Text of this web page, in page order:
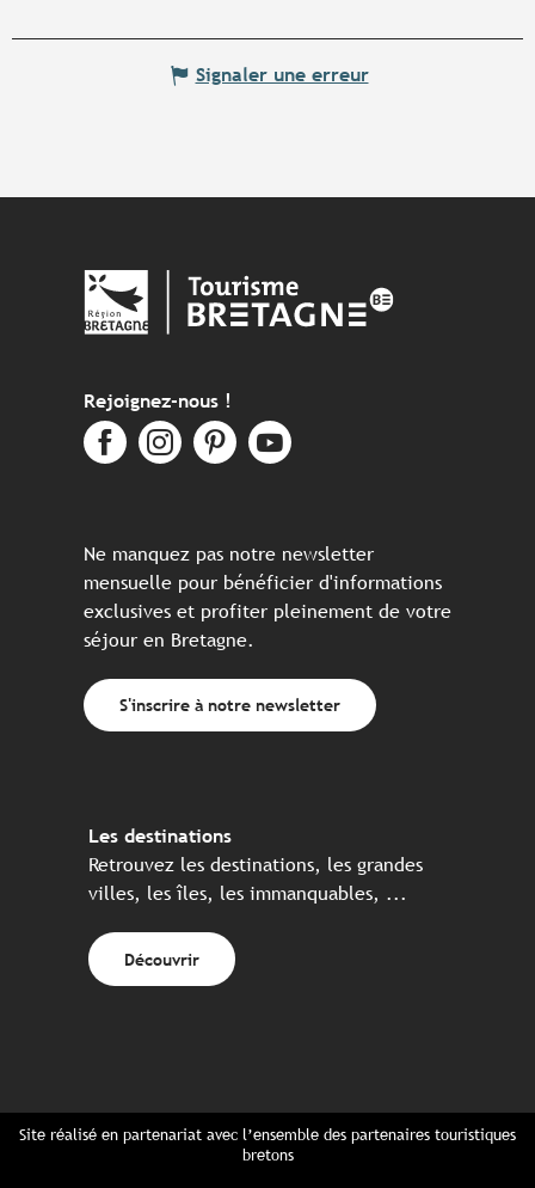
Signaler une erreur
Rejoignez-nous !
Ne manquez pas notre newsletter
mensuelle pour bénéficier d'informations
exclusives et profiter pleinement de votre
séjour en Bretagne.
S'inscrire à notre newsletter
Les destinations
Retrouvez les destinations, les grandes
villes, les îles, les immanquables, ...
Découvrir
Site réalisé en partenariat avec l’ensemble des partenaires touristiques
bretons